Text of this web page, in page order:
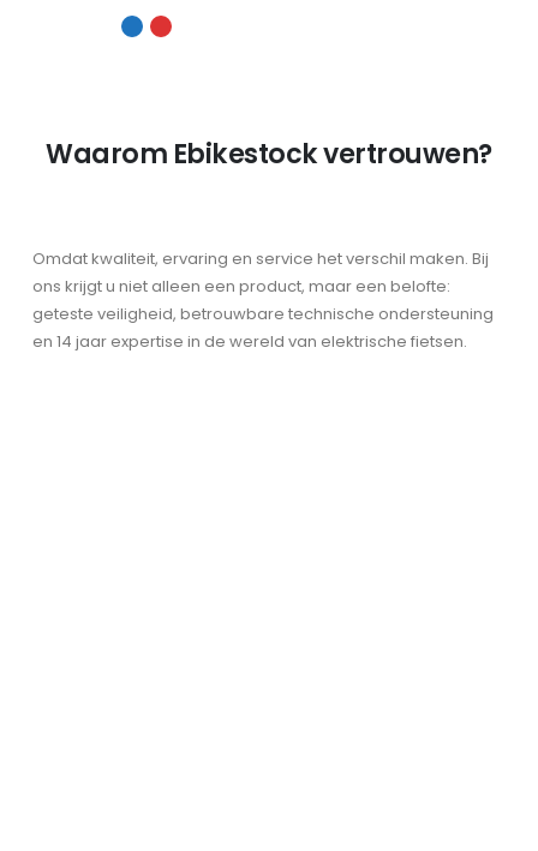
Waarom Ebikestock vertrouwen?
Omdat kwaliteit, ervaring en service het verschil maken. Bij
ons krijgt u niet alleen een product, maar een belofte:
geteste veiligheid, betrouwbare technische ondersteuning
en 14 jaar expertise in de wereld van elektrische fietsen.